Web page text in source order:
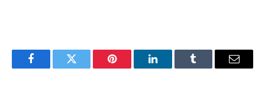
FacebookTwitter Pinterest LinkedInTumblr Email